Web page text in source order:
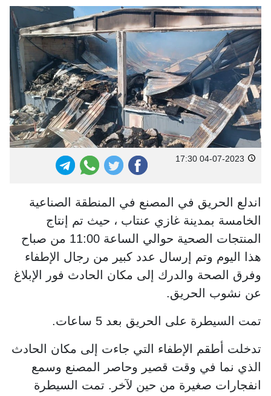
اندلع الحريق في المصنع في المنطقة الصناعية
الخامسة بمدينة غازي عنتاب ، حيث تم إنتاج
المنتجات الصحية حوالي الساعة 11:00 من صباح
هذا اليوم وتم إرسال عدد كبير من رجال الإطفاء
وفرق الصحة والدرك إلى مكان الحادث فور الإبلاغ
عن نشوب الحريق.
تمت السيطرة على الحريق بعد 5 ساعات.
تدخلت أطقم الإطفاء التي جاءت إلى مكان الحادث
الذي نما في وقت قصير وحاصر المصنع وسمع
انفجارات صغيرة من حين لآخر. تمت السيطرة